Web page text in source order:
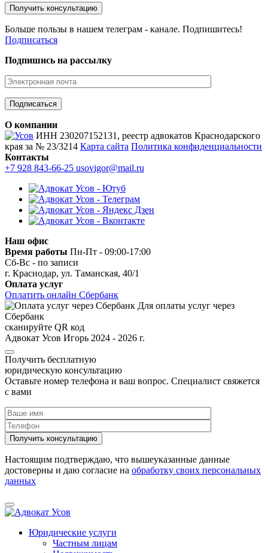
Больше пользы в нашем телеграм - канале. Подпишитесь!
Подписаться
Подпишись на рассылку
О компании
ИНН 230207152131, реестр адвокатов Краснодарского
края за № 23/3214 Карта сайта Политика конфиденциальности
Контакты
+7 928 843-66-25 usovigor@mail.ru
Наш офис
Время работы Пн-Пт - 09:00-17:00
Сб-Вс - по записи
г. Краснодар, ул. Таманская, 40/1
Оплата услуг
Оплатить онлайн Сбербанк
Для оплаты услуг через
Сбербанк
сканируйте QR код
Адвокат Усов Игорь 2024 - 2026 г.
Получить бесплатную
юридическую консультацию
Оставьте номер телефона и ваш вопрос. Cпециалист свяжется
с вами
Настоящим подтверждаю, что вышеуказанные данные
достоверны и даю согласие на обработку своих персональных
данных
Юридические услуги
Частным лицам